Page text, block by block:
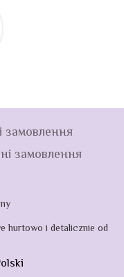
замовлення
замовлення
hurtowo i detalicznie od